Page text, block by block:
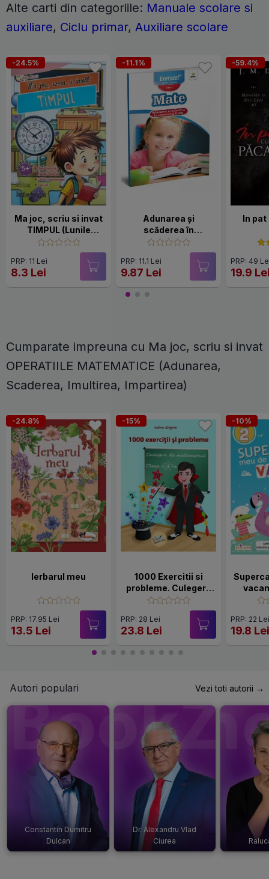
Alte carti din categoriile: Manuale scolare si
auxiliare, Ciclu primar, Auxiliare scolare
-24.5%
Ma joc, scriu si invat
TIMPUL (Lunile
anului, zilele
saptamanii, orele)
PRP: 11 Lei
8.3 Lei
-11.1%
Adunarea și
scăderea în
concentrul 0-100
PRP: 11.1 Lei
9.87 Lei
-59.4%
In
PRP: 49
19.9
Cumparate impreuna cu Ma joc, scriu si invat
OPERATIILE MATEMATICE (Adunarea,
Scaderea, Imultirea, Impartirea)
-24.8%
Ierbarul meu
PRP: 17.95 Lei
13.5 Lei
-15%
1000 Exercitii si
probleme. Culegere
de matematică.
PRP: 28 Lei
23.8 Lei
-10%
PRP: 22
19.8
Autori populari Vezi toti autorii →
Constantin Dumitru
Dulcan
Dr. Alexandru Vlad
Ciurea